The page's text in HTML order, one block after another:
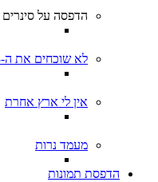
הדפסה על סינרים
לא שוכחים את ה-7.10.23
אין לי ארץ אחרת
מעמד נרות
הדפסת תמונות